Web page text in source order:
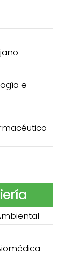
e